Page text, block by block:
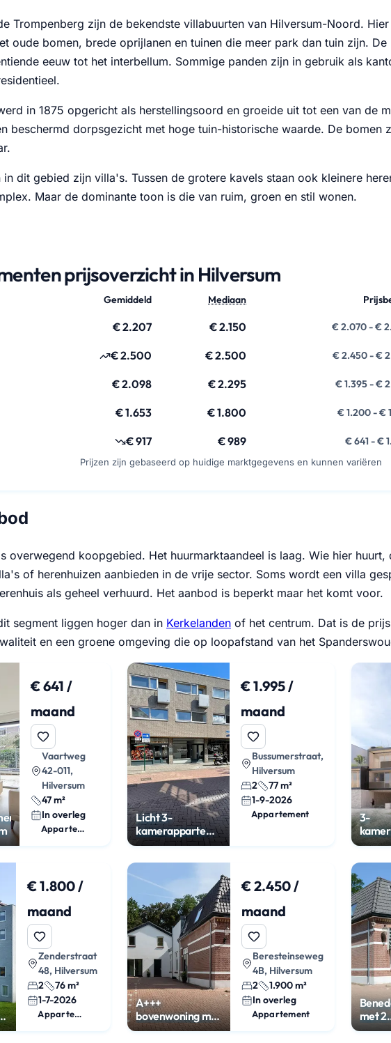
Trompenberg zijn de bekendste villabuurten van Hilversum-Noord.
oude bomen, brede oprijlanen en tuinen die meer park dan tuin zijn.
eeuw tot het interbellum. Sommige panden zijn in gebruik als
in 1875 opgericht als herstellingsoord en groeide uit tot een van de
beschermd dorpsgezicht met hoge tuin-historische waarde. De bomen
dit gebied zijn villa's. Tussen de grotere kavels staan ook kleinere
Maar de dominante toon is die van ruim, groen en stil wonen.
prijsoverzicht in Hilversum
Gemiddeld Mediaan
€ 2.207 € 2.150 € 2.070 - €
€ 2.500 € 2.500 € 2.450 - €
€ 2.098 € 2.295 € 1.395 - €
€ 1.653 € 1.800 € 1.200 - €
€ 917 € 989 € 641 - €
Prijzen zijn gebaseerd op huidige marktgegevens en kunnen variëren
overwegend koopgebied. Het huurmarktaandeel is laag. Wie hier
of herenhuizen aanbieden in de vrije sector. Soms wordt een villa
als geheel verhuurd. Het aanbod is beperkt maar het komt voor.
segment liggen hoger dan in Kerkelanden of het centrum. Dat is de
en een groene omgeving die op loopafstand van het
€ 641 /
maand
Vaartweg
42-011,
Hilversum
47 m²
In overleg
Appartement
Licht 3-
kamerappartement
met terras en
€ 1.995 /
maand
Bussumerstraat,
Hilversum
2
77 m²
1-9-2026
Appartement
3-
met
€ 1.800 /
maand
Zenderstraat
48, Hilversum
2
76 m²
1-7-2026
Appartement
A+++
bovenwoning met
2 slaapkamers
€ 2.450 /
maand
Beresteinseweg
4B, Hilversum
2
1.900 m²
In overleg
Appartement
met 2